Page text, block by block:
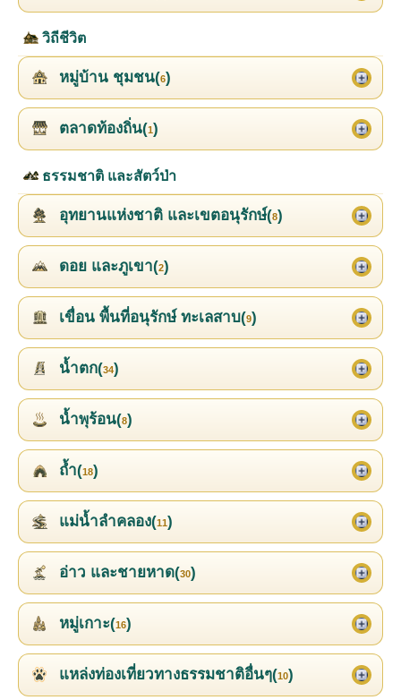
วิถีชีวิต
หมู่บ้าน ชุมชน(6)
ตลาดท้องถิ่น(1)
ธรรมชาติ และสัตว์ป่า
อุทยานแห่งชาติ และเขตอนุรักษ์(8)
ดอย และภูเขา(2)
เขื่อน พื้นที่อนุรักษ์ ทะเลสาบ(9)
น้ำตก(34)
น้ำพุร้อน(8)
ถ้ำ(18)
แม่น้ำลำคลอง(11)
อ่าว และชายหาด(30)
หมู่เกาะ(16)
แหล่งท่องเที่ยวทางธรรมชาติอื่นๆ(10)